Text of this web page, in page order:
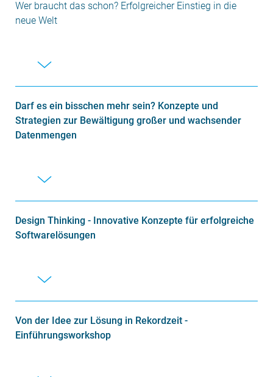
Wer braucht das schon? Erfolgreicher Einstieg in die
neue Welt
Darf es ein bisschen mehr sein? Konzepte und
Strategien zur Bewältigung großer und wachsender
Datenmengen
Design Thinking - Innovative Konzepte für erfolgreiche
Softwarelösungen
Von der Idee zur Lösung in Rekordzeit -
Einführungsworkshop